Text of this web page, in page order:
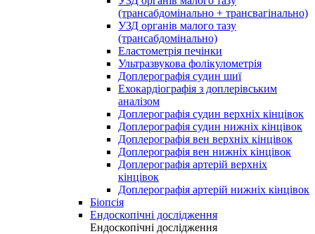
(трансабдомінально + трансвагінально)
УЗД органів малого тазу
(трансабдомінально)
Еластометрія печінки
Ультразвукова фолікулометрія
Доплерографія судин шиї
Ехокардіографія з доплерівським
аналізом
Доплерографія судин верхніх кінцівок
Доплерографія судин нижніх кінцівок
Доплерографія вен верхніх кінцівок
Доплерографія вен нижніх кінцівок
Доплерографія артерій верхніх
кінцівок
Доплерографія артерій нижніх кінцівок
Біопсія
Ендоскопічні дослідження
Ендоскопічні дослідження